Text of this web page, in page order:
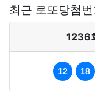
최근 로또당첨
1236
12 18